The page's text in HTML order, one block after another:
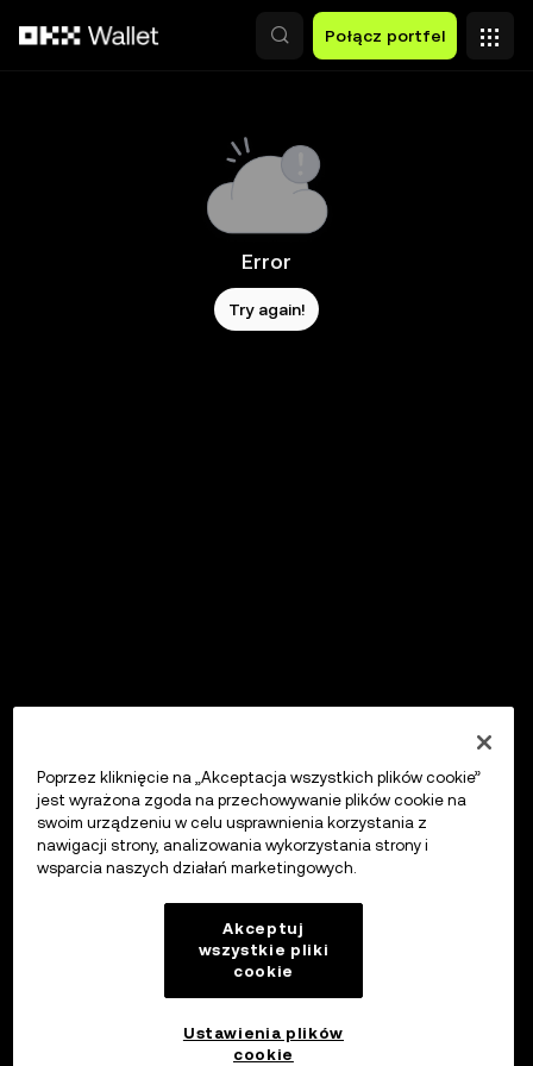
Połącz portfel
Error
Try again!
Poprzez kliknięcie na „Akceptacja wszystkich plików cookie”
jest wyrażona zgoda na przechowywanie plików cookie na
swoim urządzeniu w celu usprawnienia korzystania z
nawigacji strony, analizowania wykorzystania strony i
wsparcia naszych działań marketingowych.
Akceptuj
wszystkie pliki
cookie
Ustawienia plików
cookie